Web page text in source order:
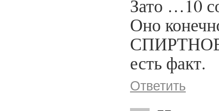
Зато …10
Оно
СПИРТНОЕ
есть факт.
Ответить